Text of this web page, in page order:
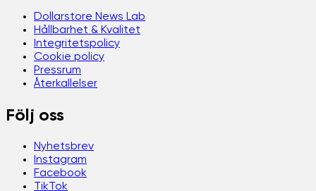
Dollarstore News Lab
Hållbarhet & Kvalitet
Integritetspolicy
Cookie policy
Pressrum
Återkallelser
Följ oss
Nyhetsbrev
Instagram
Facebook
TikTok